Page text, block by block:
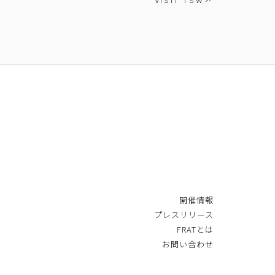
開催情報
プレスリリース
FRATとは
お問い合わせ